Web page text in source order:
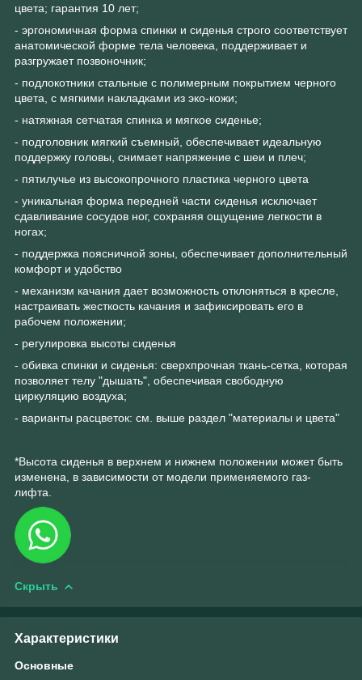
цвета; гарантия 10 лет;
- эргономичная форма спинки и сиденья строго соответствует
анатомической форме тела человека, поддерживает и
разгружает позвоночник;
- подлокотники стальные с полимерным покрытием черного
цвета, с мягкими накладками из эко-кожи;
- натяжная сетчатая спинка и мягкое сиденье;
- подголовник мягкий съемный, обеспечивает идеальную
поддержку головы, снимает напряжение с шеи и плеч;
- пятилучье из высокопрочного пластика черного цвета
- уникальная форма передней части сиденья исключает
сдавливание сосудов ног, сохраняя ощущение легкости в
ногах;
- поддержка поясничной зоны, обеспечивает дополнительный
комфорт и удобство
- механизм качания дает возможность отклоняться в кресле,
настраивать жесткость качания и зафиксировать его в
рабочем положении;
- регулировка высоты сиденья
- обивка спинки и сиденья: сверхпрочная ткань-сетка, которая
позволяет телу "дышать", обеспечивая свободную
циркуляцию воздуха;
- варианты расцветок: см. выше раздел "материалы и цвета"
*Высота сиденья в верхнем и нижнем положении может быть
изменена, в зависимости от модели применяемого газ-
лифта.
Скрыть
Характеристики
Основные